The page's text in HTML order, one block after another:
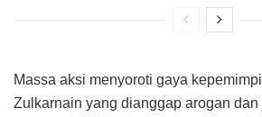
Massa aksi menyoroti gaya
Zulkarnain yang dianggap arogan dan